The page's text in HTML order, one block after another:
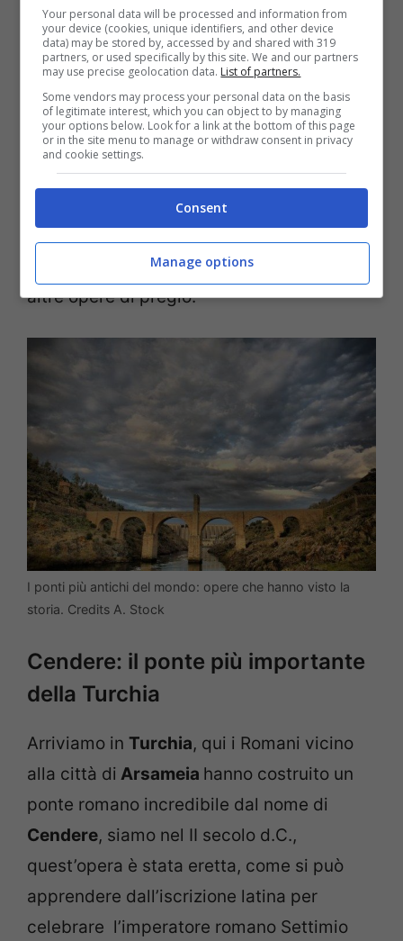
Alcántara, questo attraversa il fiume Tago.
Il ponte di Alcántara è stato costruito tra
gli anni 103 e 104, su commissione
dell‘imperatore Traiano. Quest’opera
eccezionale è composta da sei archi e
coniuga perfettamente la tecnica ad un
forte senso estetico. Con i suoi imponenti
tipo di ponte che è stato replicato anche in
altre opere di pregio.
I ponti più antichi del mondo: opere che hanno visto la
storia. Credits A. Stock
Cendere: il ponte più importante
della Turchia
Arriviamo in Turchia, qui i Romani vicino
alla città di Arsameia hanno costruito un
ponte romano incredibile dal nome di
Cendere, siamo nel II secolo d.C.,
quest’opera è stata eretta, come si può
apprendere dall’iscrizione latina per
celebrare l’imperatore romano Settimio
Your personal data will be processed and information from
your device (cookies, unique identifiers, and other device
data) may be stored by, accessed by and shared with 319
partners, or used specifically by this site. We and our partners
may use precise geolocation data. List of partners.
Some vendors may process your personal data on the basis
of legitimate interest, which you can object to by managing
your options below. Look for a link at the bottom of this page
or in the site menu to manage or withdraw consent in privacy
and cookie settings.
Consent
Manage options